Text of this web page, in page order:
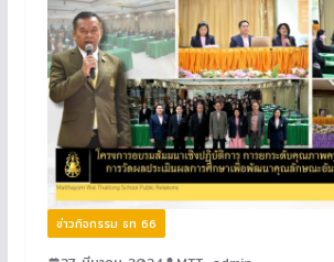
ข่าวกิจกรรม ธท 66